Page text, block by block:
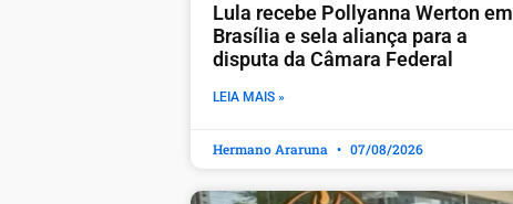
Lula recebe Pollyanna Werton em
Brasília e sela aliança para a
disputa da Câmara Federal
LEIA MAIS »
Hermano Araruna 07/08/2026